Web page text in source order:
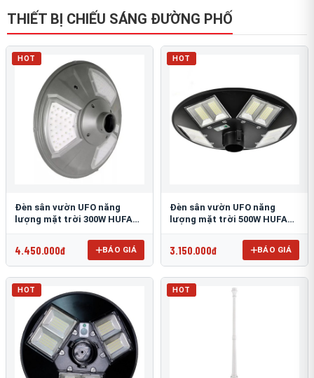
THIẾT BỊ CHIẾU SÁNG ĐƯỜNG PHỐ
HOT
Đèn sân vườn UFO năng
lượng mặt trời 300W HUFA
4.450.000đ BÁO GIÁ
HOT
Đèn sân vườn UFO năng
lượng mặt trời 500W HUFA
3.150.000đ BÁO GIÁ
HOT HOT